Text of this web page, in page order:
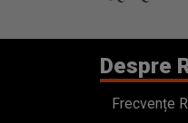
Despre
Frecvențe